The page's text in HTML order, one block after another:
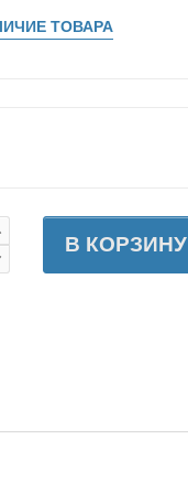
ТОВАРА
В КОРЗИНУ